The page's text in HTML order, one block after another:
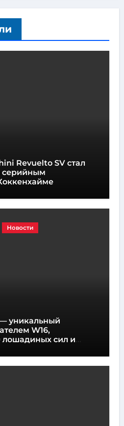
Revuelto SV стал
Новости
уникальный
W16,
лошадиных сил и